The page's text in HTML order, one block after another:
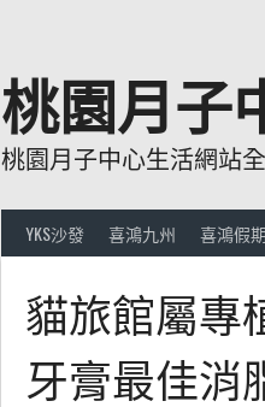
桃園月子
桃園月子中心生活網站
YKS沙發 喜鴻九州 喜鴻假期
貓旅館屬專
牙膏最佳消